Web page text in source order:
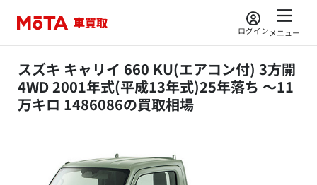
ログインメニュー
スズキ キャリイ 660 KU(エアコン付) 3方開
4WD 2001年式(平成13年式)25年落ち ～11
万キロ 1486086の買取相場